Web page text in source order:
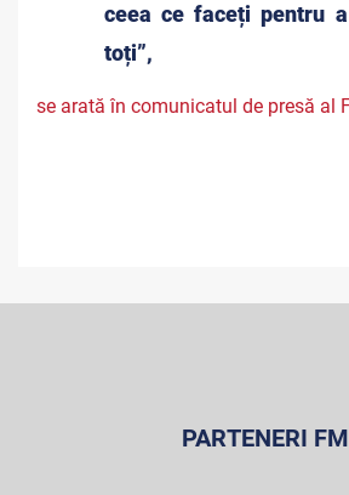
ceea ce faceți pentru
toți”,
se arată în comunicatul de presă al
PARTENERI